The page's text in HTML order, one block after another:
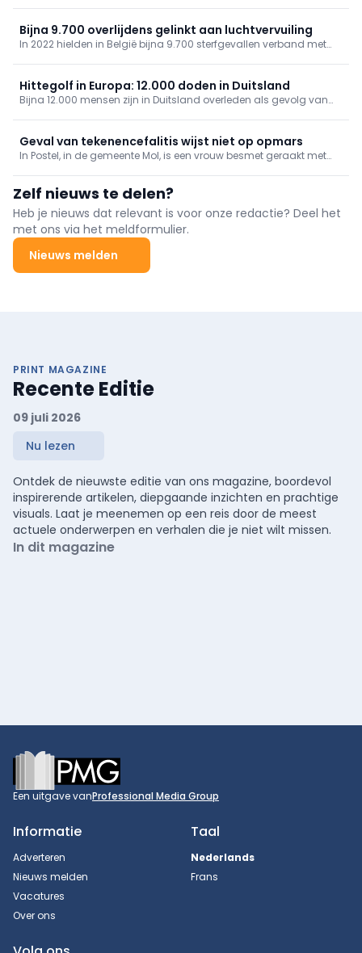
Bijna 9.700 overlijdens gelinkt aan luchtvervuiling
In 2022 hielden in België bijna 9.700 sterfgevallen verband met
overlijden in kaart.
Hittegolf in Europa: 12.000 doden in Duitsland
Bijna 12.000 mensen zijn in Duitsland overleden als gevolg van
Geval van tekenencefalitis wijst niet op opmars
In Postel, in de gemeente Mol, is een vrouw besmet geraakt met
Zelf nieuws te delen?
Heb je nieuws dat relevant is voor onze redactie? Deel het
met ons via het meldformulier.
Nieuws melden
PRINT MAGAZINE
Recente Editie
09 juli 2026
Nu lezen
Ontdek de nieuwste editie van ons magazine, boordevol
inspirerende artikelen, diepgaande inzichten en prachtige
visuals. Laat je meenemen op een reis door de meest
actuele onderwerpen en verhalen die je niet wilt missen.
In dit magazine
Footer
Een uitgave vanProfessional Media Group
Informatie
Adverteren
Nieuws melden
Vacatures
Over ons
Taal
Nederlands
Frans